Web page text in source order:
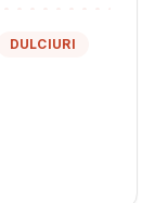
DULCIURI